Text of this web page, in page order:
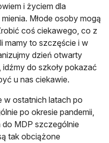
i życiem dla
Młode osoby mogą
coś ciekawego, co z
mamy to szczęście i w
dzień otwarty
do szkoły pokazać
u nas ciekawie.
w ostatnich latach po
po okresie pandemii,
do MDP szczególnie
tak obciążone